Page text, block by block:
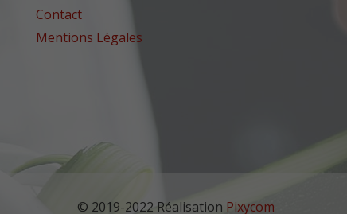
Contact
Mentions Légales
© 2019-2022 Réalisation Pixycom